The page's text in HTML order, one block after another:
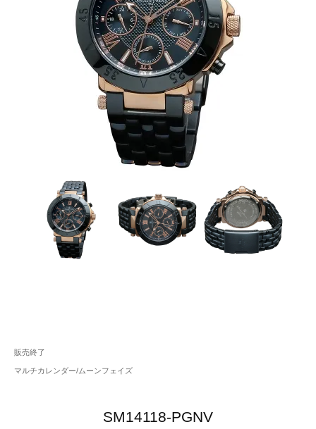
販売終了
マルチカレンダー/ムーンフェイズ
SM14118-PGNV